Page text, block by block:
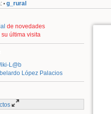
• g_rural
de novedades
su última visita
L@b
López Palacios